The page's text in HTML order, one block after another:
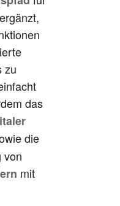
Scenes
3
2
1
zu
das
die
von
mit